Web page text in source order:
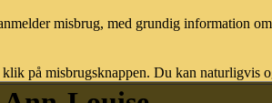
misbrug, med grundig information
på misbrugsknappen. Du kan naturligvis